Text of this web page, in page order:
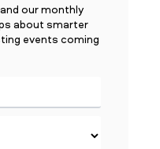
our monthly
about smarter
events coming